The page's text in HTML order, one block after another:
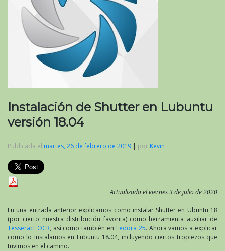
Instalación de Shutter en Lubuntu
versión 18.04
Publicada el martes, 26 de febrero de 2019 | por Kevin
Actualizado el viernes 3 de julio de 2020
En una entrada anterior explicamos como instalar Shutter en Ubuntu 18
(por cierto nuestra distribución favorita) como herramienta auxiliar de
Tesseract OCR, así como también en Fedora 25. Ahora vamos a explicar
como lo instalamos en Lubuntu 18.04, incluyendo ciertos tropiezos que
tuvimos en el camino.